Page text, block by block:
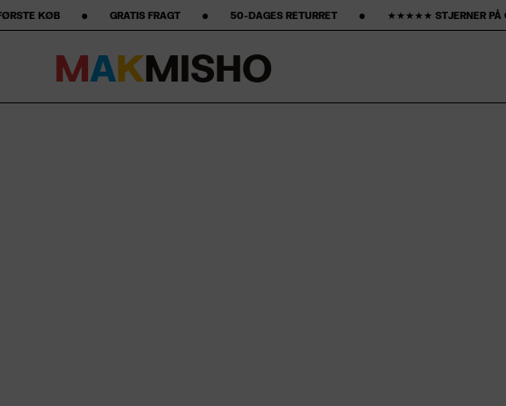
FRAGT ‎ ‎ ‎ ‎ ‎ ‎ ‎ •‎ ‎ ‎ ‎ ‎ ‎ ‎ ‎ 50-DAGES RETURRET ‎ ‎ ‎ ‎ ‎ ‎ ‎ •‎ ‎ ‎ ‎ ‎ ‎ ‎ ‎ ★★★★★ STJERNER PÅ GOOGLE ‎ ‎ ‎ ‎ ‎ ‎ ‎ •‎
MAKMISHO